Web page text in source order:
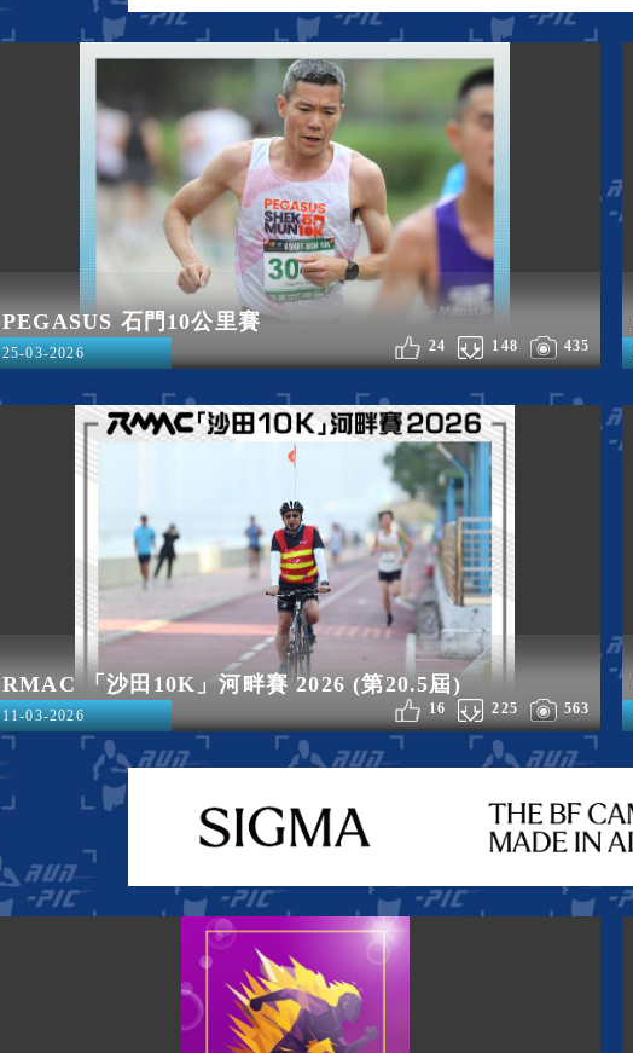
PEGASUS 石門10公里賽
435
148
24
25-03-2026
RMAC 「沙田10K」河畔賽 2026 (第20.5屆)
563
225
16
11-03-2026